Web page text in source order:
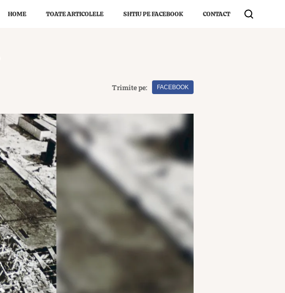
HOME TOATE ARTICOLELE SHTIU PE FACEBOOK CONTACT
Trimite pe: FACEBOOK